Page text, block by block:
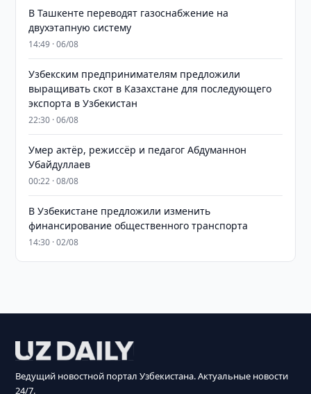
В Ташкенте переводят газоснабжение на
двухэтапную систему
14:49 · 06/08
Узбекским предпринимателям предложили
выращивать скот в Казахстане для последующего
экспорта в Узбекистан
22:30 · 06/08
Умер актёр, режиссёр и педагог Абдуманнон
Убайдуллаев
00:22 · 08/08
В Узбекистане предложили изменить
финансирование общественного транспорта
14:30 · 02/08
Ведущий новостной портал Узбекистана. Актуальные новости
24/7.